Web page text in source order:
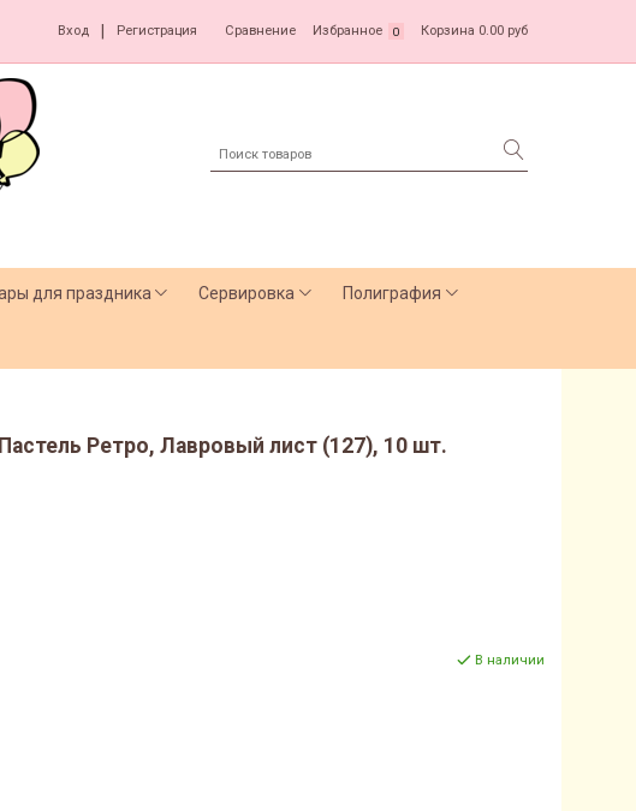
Вход Регистрация Сравнение Избранное 0 Корзина 0.00 руб
для праздника Сервировка Полиграфия
Ретро, Лавровый лист (127), 10 шт.
В наличии